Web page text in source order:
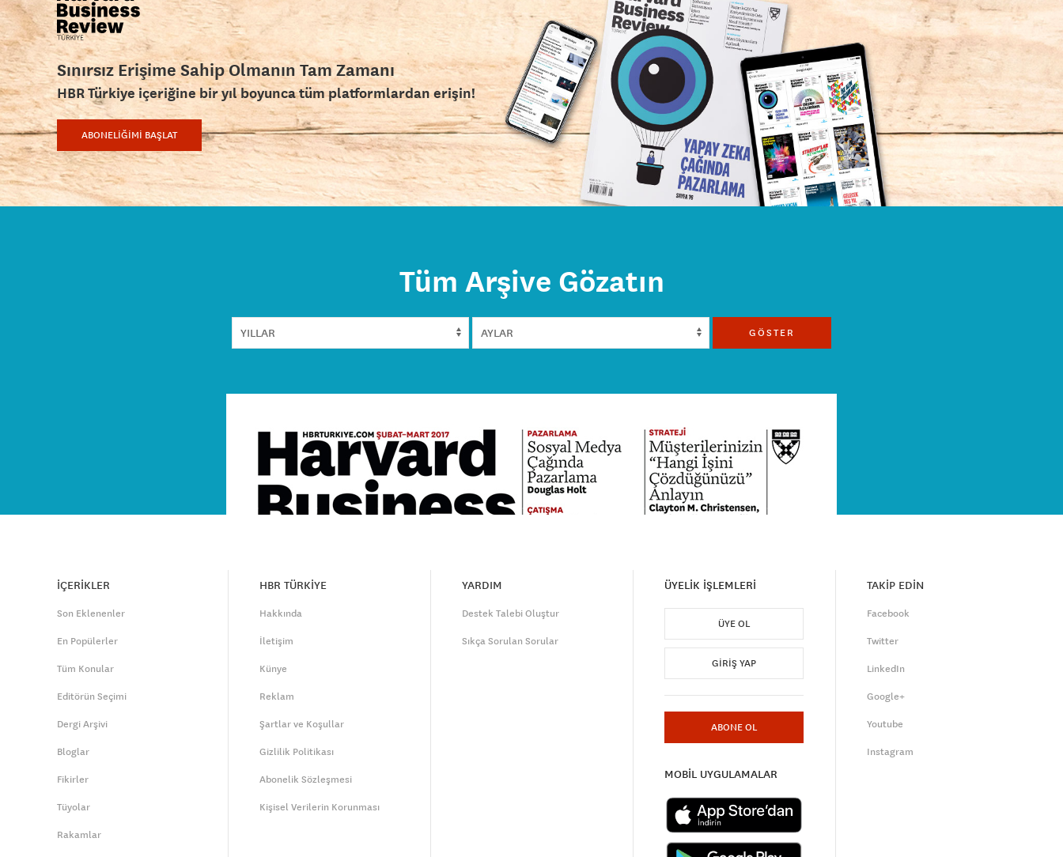
Sınırsız Erişime Sahip Olmanın Tam Zamanı
HBR Türkiye içeriğine bir yıl boyunca tüm platformlardan erişin!
ABONELİĞİMİ BAŞLAT
Tüm Arşive Gözatın
GÖSTER
İÇERİKLER
Son Eklenenler
En Popülerler
Tüm Konular
Editörün Seçimi
Dergi Arşivi
Bloglar
Fikirler
Tüyolar
Rakamlar
HBR TÜRKİYE
Hakkında
İletişim
Künye
Reklam
Şartlar ve Koşullar
Gizlilik Politikası
Abonelik Sözleşmesi
Kişisel Verilerin Korunması
YARDIM
Destek Talebi Oluştur
Sıkça Sorulan Sorular
ÜYELİK İŞLEMLERİ
ÜYE OL
GIRIŞ YAP
ABONE OL
MOBİL UYGULAMALAR
TAKİP EDİN
Facebook
Twitter
LinkedIn
Google+
Youtube
Instagram